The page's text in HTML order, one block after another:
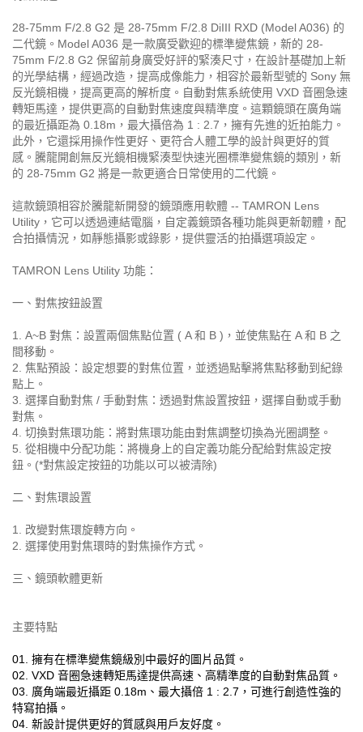
28-75mm F/2.8 G2 是 28-75mm F/2.8 DiIII RXD (Model A036) 的
二代鏡。Model A036 是一款廣受歡迎的標準變焦鏡，新的 28-
75mm F/2.8 G2 保留前身廣受好評的緊湊尺寸，在設計基礎加上新
的光學結構，經過改造，提高成像能力，相容於最新型號的 Sony 無
反光鏡相機，提高更高的解析度。自動對焦系統使用 VXD 音圈急速
轉矩馬達，提供更高的自動對焦速度與精準度。這顆鏡頭在廣角端
的最近攝距為 0.18m，最大攝倍為 1 : 2.7，擁有先進的近拍能力。
此外，它還採用操作性更好、更符合人體工學的設計與更好的質
感。騰龍開創無反光鏡相機緊湊型快速光圈標準變焦鏡的類別，新
的 28-75mm G2 將是一款更適合日常使用的二代鏡。
這款鏡頭相容於騰龍新開發的鏡頭應用軟體 -- TAMRON Lens
Utility，它可以透過連結電腦，自定義鏡頭各種功能與更新韌體，配
合拍攝情況，如靜態攝影或錄影，提供靈活的拍攝選項設定。
TAMRON Lens Utility 功能：
一、對焦按鈕設置
1. A~B 對焦：設置兩個焦點位置 ( A 和 B )，並使焦點在 A 和 B 之
間移動。
2. 焦點預設：設定想要的對焦位置，並透過點擊將焦點移動到紀錄
點上。
3. 選擇自動對焦 / 手動對焦：透過對焦設置按鈕，選擇自動或手動
對焦。
4. 切換對焦環功能：將對焦環功能由對焦調整切換為光圈調整。
5. 從相機中分配功能：將機身上的自定義功能分配給對焦設定按
鈕。(*對焦設定按鈕的功能以可以被清除)
二、對焦環設置
1. 改變對焦環旋轉方向。
2. 選擇使用對焦環時的對焦操作方式。
三、鏡頭軟體更新
主要特點
01. 擁有在標準變焦鏡級別中最好的圖片品質。
02. VXD 音圈急速轉矩馬達提供高速、高精準度的自動對焦品質。
03. 廣角端最近攝距 0.18m、最大攝倍 1 : 2.7，可進行創造性強的
特寫拍攝。
04. 新設計提供更好的質感與用戶友好度。